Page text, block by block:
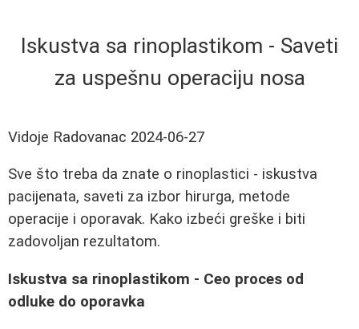
Iskustva sa rinoplastikom - Saveti
za uspešnu operaciju nosa
Vidoje Radovanac 2024-06-27
Sve što treba da znate o rinoplastici - iskustva
pacijenata, saveti za izbor hirurga, metode
operacije i oporavak. Kako izbeći greške i biti
zadovoljan rezultatom.
Iskustva sa rinoplastikom - Ceo proces od
odluke do oporavka